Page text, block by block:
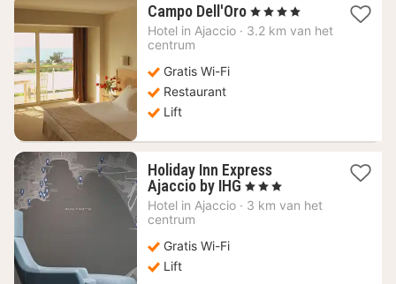
Campo Dell'Oro 1
nacht
, 4 Sterren
Hotel in Ajaccio · 3.2 km van het
centrum
Gratis Wi-Fi
Restaurant
Lift
Holiday Inn Express
Ajaccio by IHG 1
nacht
, 3 Sterren
Hotel in Ajaccio · 3 km van het
centrum
Gratis Wi-Fi
Lift